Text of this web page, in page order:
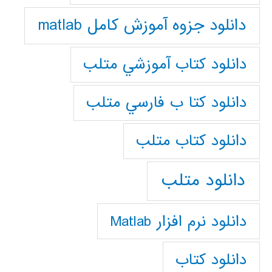
دانلود جزوه آموزش کامل matlab
دانلود كتاب آموزشي متلب
دانلود كتا ب فارسي متلب
دانلود كتاب متلب
دانلود متلب
دانلود نرم افزار Matlab
دانلود کتاب